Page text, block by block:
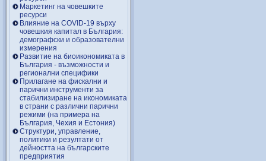
Маркетинг на човешките
ресурси
Влияние на COVID-19 върху
човешкия капитал в България:
демографски и образователни
измерения
Развитие на биоикономиката в
България - възможности и
регионални специфики
Прилагане на фискални и
парични инструменти за
стабилизиране на икономиката
в страни с различни парични
режими (на примера на
България, Чехия и Естония)
Структури, управление,
политики и резултати от
дейността на българските
предприятия